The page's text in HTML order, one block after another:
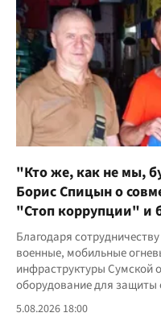
"Кто же, как не мы,
Борис Спицын о
"Стоп коррупции" и
Благодаря
военные, мобильные
инфраструктуры Сумской
оборудование для защиты
5.08.2026 18:00